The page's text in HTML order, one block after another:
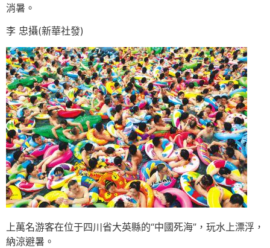
消暑。
李 忠攝(新華社發)
上萬名游客在位于四川省大英縣的“中國死海”，玩水上漂浮，
納涼避暑。